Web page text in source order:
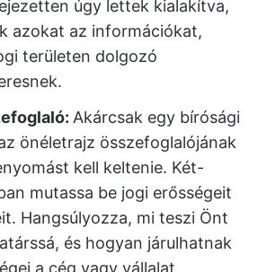
úgy lettek kialakítva,
azokat az információkat,
területen dolgozó
Akárcsak egy bírósági
önéletrajz összefoglalójának
kell keltenie. Két-
mutassa be jogi erősségeit
Hangsúlyozza, mi teszi Önt
és hogyan járulhatnak
a cég vagy vállalat